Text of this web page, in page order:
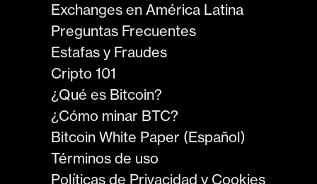
Exchanges en América Latina
Preguntas Frecuentes
Estafas y Fraudes
Cripto 101
¿Qué es Bitcoin?
¿Cómo minar BTC?
Bitcoin White Paper (Español)
Términos de uso
Políticas de Privacidad y Cookies